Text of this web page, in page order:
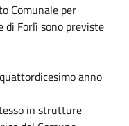
Comunale per
di Forlì sono previste
anno
in strutture